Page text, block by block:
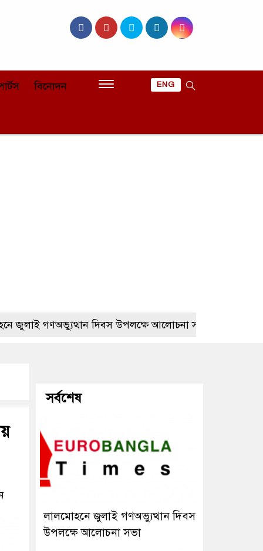
বিনোদন ENG
গণঅভ্যুত্থান দিবস উপলক্ষে আলোচনা সভা
সর্বশেষ
লালমোহনে জুলাই গণঅভ্যুত্থান দিবস
উপলক্ষে আলোচনা সভা